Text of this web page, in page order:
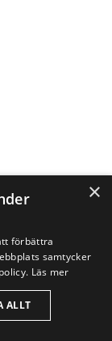
–
i Östra
×
förbättra
samtycker
Läs mer
ALLT